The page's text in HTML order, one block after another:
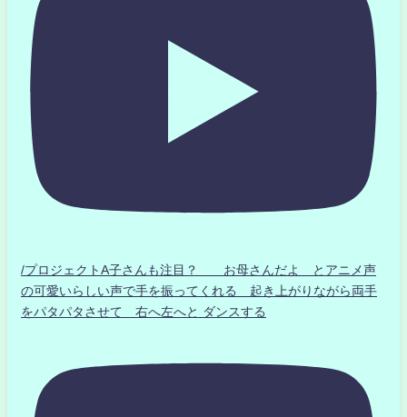
/プロジェクトA子さんも注目？ お母さんだよ とアニメ声
の可愛いらしい声で手を振ってくれる 起き上がりながら両手
をパタパタさせて 右へ左へと ダンスする